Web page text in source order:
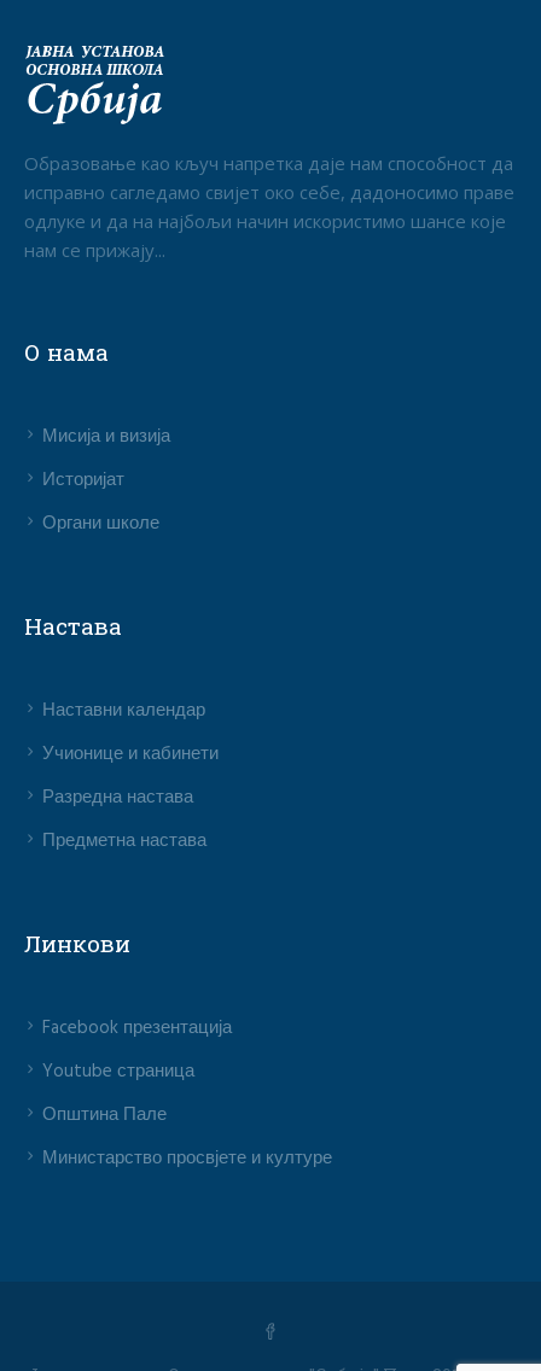
Образовање као кључ напретка даје нам способност да
исправно сагледамо свијет око себе, дадоносимо праве
одлуке и да на најбољи начин искористимо шансе које
нам се прижају...
О нама
Мисија и визија
Историјат
Органи школе
Настава
Наставни календар
Учионице и кабинети
Разредна настава
Предметна настава
Линкови
Facebook презентација
Youtube страница
Општина Пале
Министарство просвјете и културе